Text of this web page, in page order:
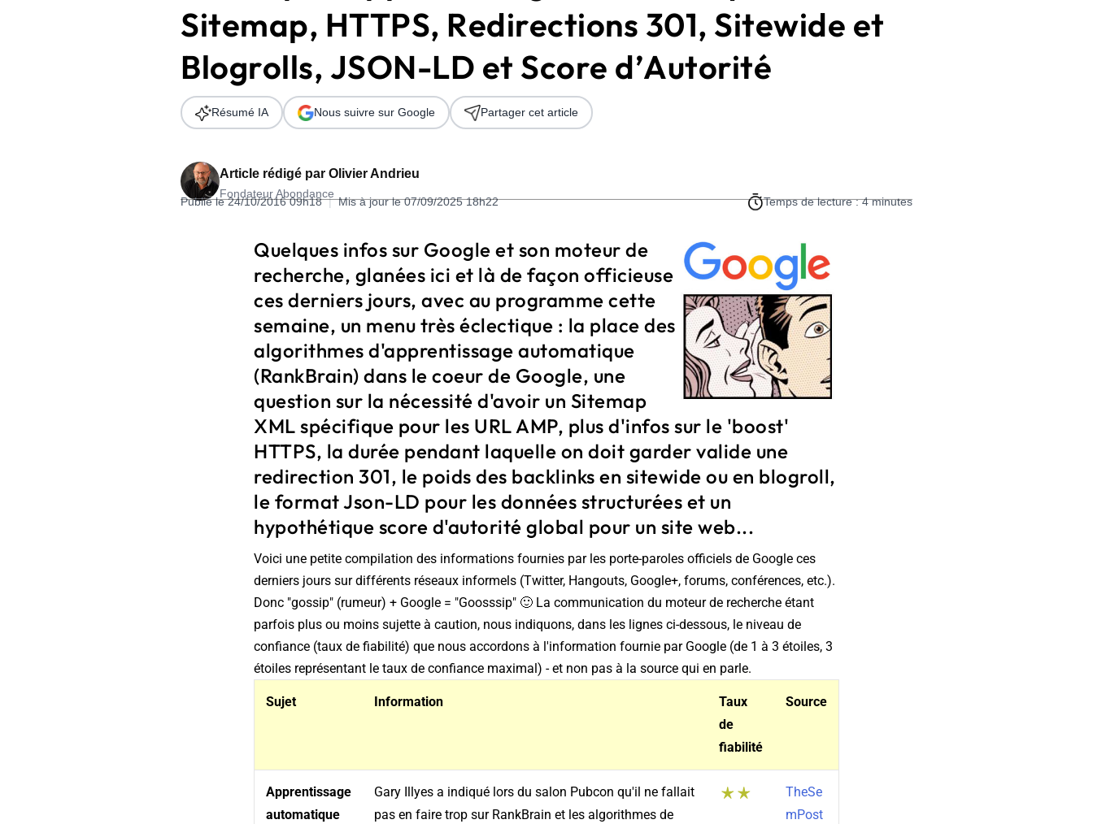
Télécharger l'Ebook
Formation SEO & GEO - Edition 2026
Sitemap, HTTPS, Redirections 301, Sitewide et
Blogrolls, JSON-LD et Score d’Autorité
Article rédigé par Olivier Andrieu
Fondateur Abondance
Publié le 24/10/2016 09h18 | Mis à jour le 07/09/2025 18h22 Temps de lecture : 4 minutes
Résumé IA Nous suivre sur Google Partager cet article
Quelques infos sur Google et son moteur de
recherche, glanées ici et là de façon officieuse
ces derniers jours, avec au programme cette
semaine, un menu très éclectique : la place des
algorithmes d'apprentissage automatique
(RankBrain) dans le coeur de Google, une
question sur la nécessité d'avoir un Sitemap
XML spécifique pour les URL AMP, plus d'infos sur le 'boost'
HTTPS, la durée pendant laquelle on doit garder valide une
redirection 301, le poids des backlinks en sitewide ou en blogroll,
le format Json-LD pour les données structurées et un
hypothétique score d'autorité global pour un site web...
Voici une petite compilation des informations fournies par les porte-paroles officiels de Google ces
derniers jours sur différents réseaux informels (Twitter, Hangouts, Google+, forums, conférences, etc.).
Donc "gossip" (rumeur) + Google = "Goosssip" 🙂 La communication du moteur de recherche étant
parfois plus ou moins sujette à caution, nous indiquons, dans les lignes ci-dessous, le niveau de
confiance (taux de fiabilité) que nous accordons à l'information fournie par Google (de 1 à 3 étoiles, 3
étoiles représentant le taux de confiance maximal) - et non pas à la source qui en parle.
Sujet Information
Taux
de
fiabilité
Source
Apprentissage
automatique
Gary Illyes a indiqué lors du salon Pubcon qu'il ne fallait
pas en faire trop sur RankBrain et les algorithmes de
TheSe
mPost